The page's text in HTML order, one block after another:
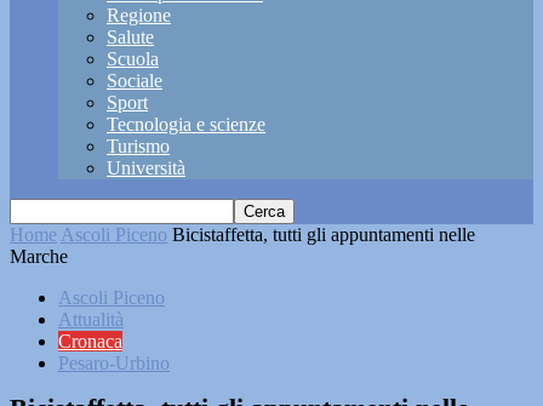
Regione
Salute
Scuola
Sociale
Sport
Tecnologia e scienze
Turismo
Università
Home Ascoli Piceno Bicistaffetta, tutti gli appuntamenti nelle
Marche
Ascoli Piceno
Attualità
Cronaca
Pesaro-Urbino